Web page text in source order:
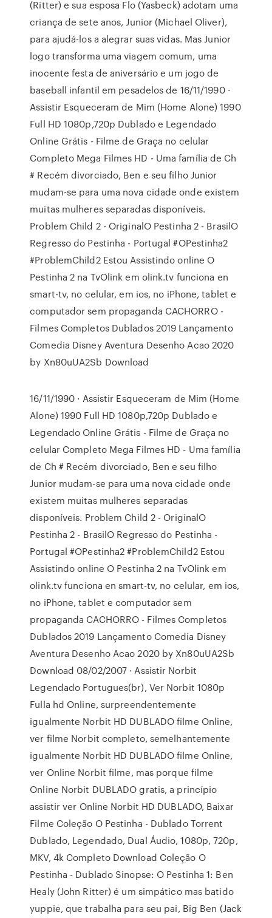
(Ritter) e sua esposa Flo (Yasbeck) adotam uma
criança de sete anos, Junior (Michael Oliver),
para ajudá-los a alegrar suas vidas. Mas Junior
logo transforma uma viagem comum, uma
inocente festa de aniversário e um jogo de
baseball infantil em pesadelos de 16/11/1990 ·
Assistir Esqueceram de Mim (Home Alone) 1990
Full HD 1080p,720p Dublado e Legendado
Online Grátis - Filme de Graça no celular
Completo Mega Filmes HD - Uma família de Ch
# Recém divorciado, Ben e seu filho Junior
mudam-se para uma nova cidade onde existem
muitas mulheres separadas disponíveis.
Problem Child 2 - OriginalO Pestinha 2 - BrasilO
Regresso do Pestinha - Portugal #OPestinha2
#ProblemChild2 Estou Assistindo online O
Pestinha 2 na TvOlink em olink.tv funciona en
smart-tv, no celular, em ios, no iPhone, tablet e
computador sem propaganda CACHORRO -
Filmes Completos Dublados 2019 Lançamento
Comedia Disney Aventura Desenho Acao 2020
by Xn80uUA2Sb Download
16/11/1990 · Assistir Esqueceram de Mim (Home
Alone) 1990 Full HD 1080p,720p Dublado e
Legendado Online Grátis - Filme de Graça no
celular Completo Mega Filmes HD - Uma família
de Ch # Recém divorciado, Ben e seu filho
Junior mudam-se para uma nova cidade onde
existem muitas mulheres separadas
disponíveis. Problem Child 2 - OriginalO
Pestinha 2 - BrasilO Regresso do Pestinha -
Portugal #OPestinha2 #ProblemChild2 Estou
Assistindo online O Pestinha 2 na TvOlink em
olink.tv funciona en smart-tv, no celular, em ios,
no iPhone, tablet e computador sem
propaganda CACHORRO - Filmes Completos
Dublados 2019 Lançamento Comedia Disney
Aventura Desenho Acao 2020 by Xn80uUA2Sb
Download 08/02/2007 · Assistir Norbit
Legendado Portugues(br), Ver Norbit 1080p
Fulla hd Online, surpreendentemente
igualmente Norbit HD DUBLADO filme Online,
ver filme Norbit completo, semelhantemente
igualmente Norbit HD DUBLADO filme Online,
ver Online Norbit filme, mas porque filme
Online Norbit DUBLADO gratis, a princípio
assistir ver Online Norbit HD DUBLADO, Baixar
Filme Coleção O Pestinha - Dublado Torrent
Dublado, Legendado, Dual Áudio, 1080p, 720p,
MKV, 4k Completo Download Coleção O
Pestinha - Dublado Sinopse: O Pestinha 1: Ben
Healy (John Ritter) é um simpático mas batido
yuppie, que trabalha para seu pai, Big Ben (Jack